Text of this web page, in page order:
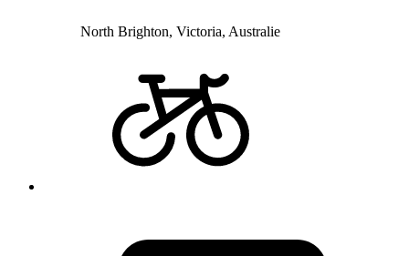
North Brighton, Victoria, Australie